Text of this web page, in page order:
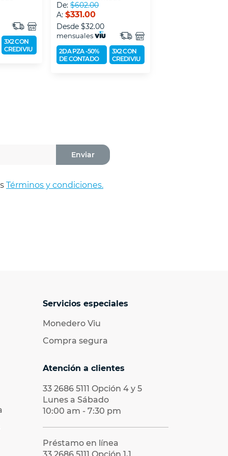
3X2 CON
CREDIVIU
De: $602.00
A: $331.00
Desde $32.00
mensuales
2DA PZA -50%
DE CONTADO
3X2 CON
CREDIVIU
Enviar
Términos y condiciones.
Servicios especiales
Monedero Viu
Compra segura
Atención a clientes
33 2686 5111 Opción 4 y 5
Lunes a Sábado
10:00 am - 7:30 pm
Préstamo en línea